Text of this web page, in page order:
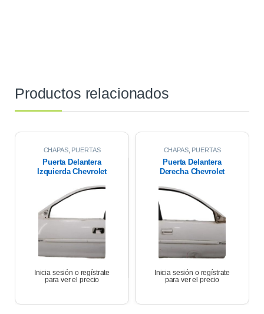
Productos relacionados
CHAPAS, PUERTAS
Puerta Delantera
Izquierda Chevrolet
Inicia sesión o regístrate
para ver el precio
CHAPAS, PUERTAS
Puerta Delantera
Derecha Chevrolet
Inicia sesión o regístrate
para ver el precio